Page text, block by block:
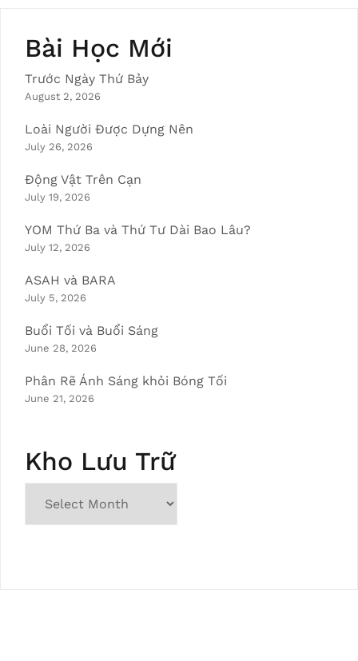
Bài Học Mới
Trước Ngày Thứ Bảy
August 2, 2026
Loài Người Được Dựng Nên
July 26, 2026
Động Vật Trên Cạn
July 19, 2026
YOM Thứ Ba và Thứ Tư Dài Bao Lâu?
July 12, 2026
ASAH và BARA
July 5, 2026
Buổi Tối và Buổi Sáng
June 28, 2026
Phân Rẽ Ánh Sáng khỏi Bóng Tối
June 21, 2026
Kho Lưu Trữ